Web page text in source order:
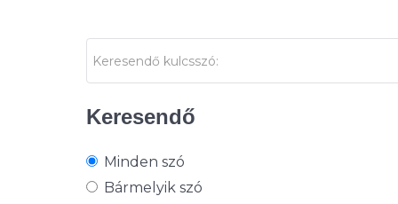
Keresendő
Minden szó
Bármelyik szó